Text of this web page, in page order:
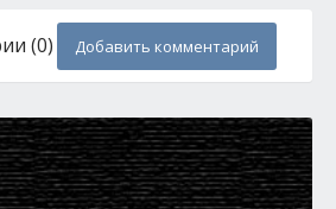
(0) Добавить комментарий